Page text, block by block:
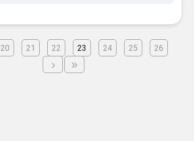
20 21 22 23 24 25 26